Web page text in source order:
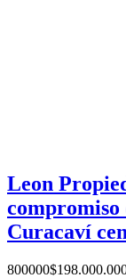
Leon
compromiso
Curacaví
800000$